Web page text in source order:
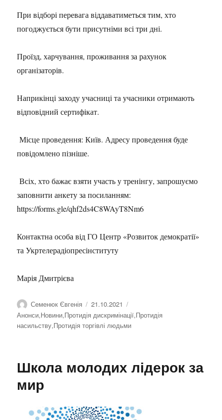
При відборі перевага віддаватиметься тим, хто
погоджується бути присутніми всі три дні.
Проїзд, харчування, проживання за рахунок
організаторів.
Наприкінці заходу учасниці та учасники отримають
відповідний сертифікат.
Місце проведення: Київ. Адресу проведення буде
повідомлено пізніше.
Всіх, хто бажає взяти участь у тренінгу, запрошуємо
заповнити анкету за посиланням:
https://forms.gle/qhf2ds4C8WAyT8Nm6
Контактна особа від ГО Центр «Розвиток демократії»
та Укртелерадіопресінституту
Марія Дмитрієва
Автор
Семенюк Євгенія Оприлюднено
21.10.2021
Анонси,Новини,Протидія дискримінації,Протидія
насильству,Протидія торгівлі людьми
Школа молодих лідерок за
мир